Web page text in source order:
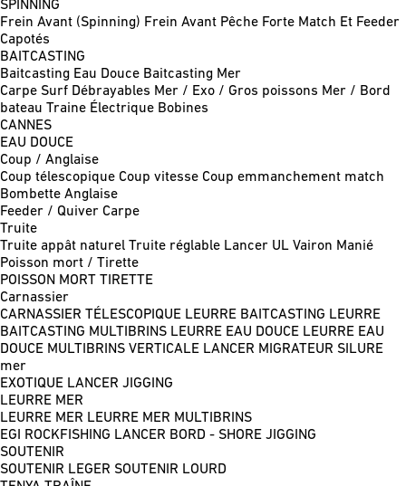
SPINNING
Frein Avant (Spinning) Frein Avant Pêche Forte Match Et Feeder
Capotés
BAITCASTING
Baitcasting Eau Douce Baitcasting Mer
Carpe Surf Débrayables Mer / Exo / Gros poissons Mer / Bord
bateau Traine Électrique Bobines
CANNES
EAU DOUCE
Coup / Anglaise
Coup télescopique Coup vitesse Coup emmanchement match
Bombette Anglaise
Feeder / Quiver Carpe
Truite
Truite appât naturel Truite réglable Lancer UL Vairon Manié
Poisson mort / Tirette
POISSON MORT TIRETTE
Carnassier
CARNASSIER TÉLESCOPIQUE LEURRE BAITCASTING LEURRE
BAITCASTING MULTIBRINS LEURRE EAU DOUCE LEURRE EAU
DOUCE MULTIBRINS VERTICALE LANCER MIGRATEUR SILURE
mer
EXOTIQUE LANCER JIGGING
LEURRE MER
LEURRE MER LEURRE MER MULTIBRINS
EGI
ROCKFISHING LANCER BORD - SHORE JIGGING
SOUTENIR
SOUTENIR LEGER SOUTENIR LOURD